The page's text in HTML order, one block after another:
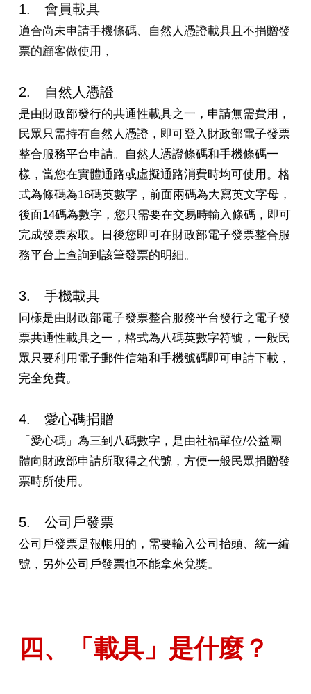
1. 會員載具
適合尚未申請手機條碼、自然人憑證載具且不捐贈發
票的顧客做使用，
2. 自然人憑證
是由財政部發行的共通性載具之一，申請無需費用，
民眾只需持有自然人憑證，即可登入財政部電子發票
整合服務平台申請。自然人憑證條碼和手機條碼一
樣，當您在實體通路或虛擬通路消費時均可使用。格
式為條碼為16碼英數字，前面兩碼為大寫英文字母，
後面14碼為數字，您只需要在交易時輸入條碼，即可
完成發票索取。日後您即可在財政部電子發票整合服
務平台上查詢到該筆發票的明細。
3. 手機載具
同樣是由財政部電子發票整合服務平台發行之電子發
票共通性載具之一，格式為八碼英數字符號，一般民
眾只要利用電子郵件信箱和手機號碼即可申請下載，
完全免費。
4. 愛心碼捐贈
「愛心碼」為三到八碼數字，是由社福單位/公益團
體向財政部申請所取得之代號，方便一般民眾捐贈發
票時所使用。
5. 公司戶發票
公司戶發票是報帳用的，需要輸入公司抬頭、統一編
號，另外公司戶發票也不能拿來兌獎。
四、「載具」是什麼？